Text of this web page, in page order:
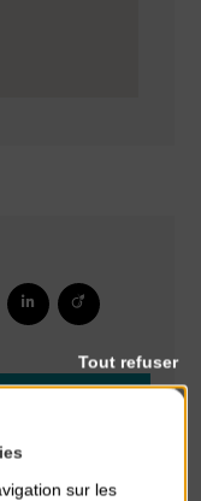
sur les
Tout refuser